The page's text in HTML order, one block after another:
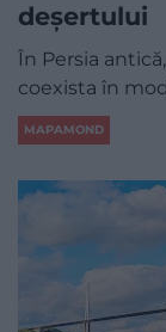
deșertului
În Persia
coexista în
MAPAMOND